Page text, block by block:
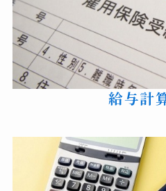
給与計